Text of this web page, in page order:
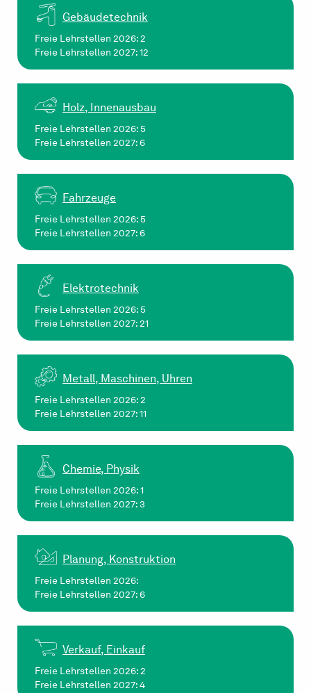
Gebäudetechnik
Freie Lehrstellen 2026: 2
Freie Lehrstellen 2027: 12
Holz, Innenausbau
Freie Lehrstellen 2026: 5
Freie Lehrstellen 2027: 6
Fahrzeuge
Freie Lehrstellen 2026: 5
Freie Lehrstellen 2027: 6
Elektrotechnik
Freie Lehrstellen 2026: 5
Freie Lehrstellen 2027: 21
Metall, Maschinen, Uhren
Freie Lehrstellen 2026: 2
Freie Lehrstellen 2027: 11
Chemie, Physik
Freie Lehrstellen 2026: 1
Freie Lehrstellen 2027: 3
Planung, Konstruktion
Freie Lehrstellen 2026:
Freie Lehrstellen 2027: 6
Verkauf, Einkauf
Freie Lehrstellen 2026: 2
Freie Lehrstellen 2027: 4